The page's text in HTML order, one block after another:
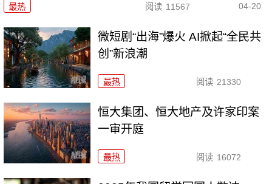
最热 阅读 11567 04-20
微短剧“出海”爆火 AI掀起“全民共
创”新浪潮
最热 阅读 21330
恒大集团、恒大地产及许家印案
一审开庭
最热 阅读 16072